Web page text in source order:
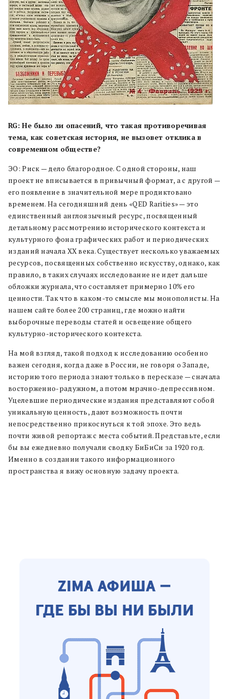
RG: Не было ли опасений, что такая противоречивая
тема, как советская история, не вызовет отклика в
современном обществе?
ЭО: Риск — дело благородное. С одной стороны, наш
проект не вписывается в привычный формат, а с другой —
его появление в значительной мере продиктовано
временем. На сегодняшний день «QED Rarities» — это
единственный англоязычный ресурс, посвященный
детальному рассмотрению исторического контекста и
культурного фона графических работ и периодических
изданий начала XX века. Существует несколько уважаемых
ресурсов, посвященных собственно искусству, однако, как
правило, в таких случаях исследование не идет дальше
обложки журнала, что составляет примерно 10% его
ценности. Так что в каком-то смысле мы монополисты. На
нашем сайте более 200 страниц, где можно найти
выборочные переводы статей и освещение общего
культурно-исторического контекста.
На мой взгляд, такой подход к исследованию особенно
важен сегодня, когда даже в России, не говоря о Западе,
историю того периода знают только в пересказе — сначала
восторженно-радужном, а потом мрачно-депрессивном.
Уцелевшие периодические издания представляют собой
уникальную ценность, дают возможность почти
непосредственно прикоснуться к той эпохе. Это ведь
почти живой репортаж с места событий. Представьте, если
бы вы ежедневно получали сводку БиБиСи за 1920 год.
Именно в создании такого информационного
пространства я вижу основную задачу проекта.